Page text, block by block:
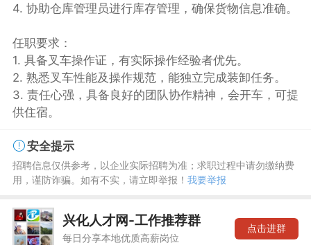
4. 协助仓库管理员进行库存管理，确保货物信息准确。
任职要求：
1. 具备叉车操作证，有实际操作经验者优先。
2. 熟悉叉车性能及操作规范，能独立完成装卸任务。
3. 责任心强，具备良好的团队协作精神，会开车，可提
供住宿。
安全提示
招聘信息仅供参考，以企业实际招聘为准；求职过程中请勿缴纳费
用，谨防诈骗。如有不实，请立即举报！ 我要举报
兴化人才网-工作推荐群
每日分享本地优质高薪岗位
点击进群